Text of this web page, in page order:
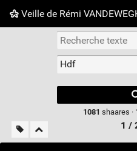
Veille de Rémi
Nuage de tags Mur
1081 shaares ·
1 /